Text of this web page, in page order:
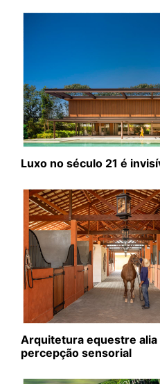
Luxo no século 21 é
Arquitetura equestre alia
percepção sensorial